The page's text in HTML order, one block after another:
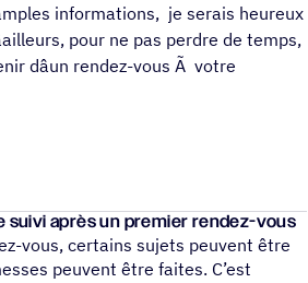
informations, je serais heureux
pour ne pas perdre de temps,
dâun rendez-vous Ã votre
suivi après un premier rendez-vous
vous, certains sujets peuvent être
peuvent être faites. C’est